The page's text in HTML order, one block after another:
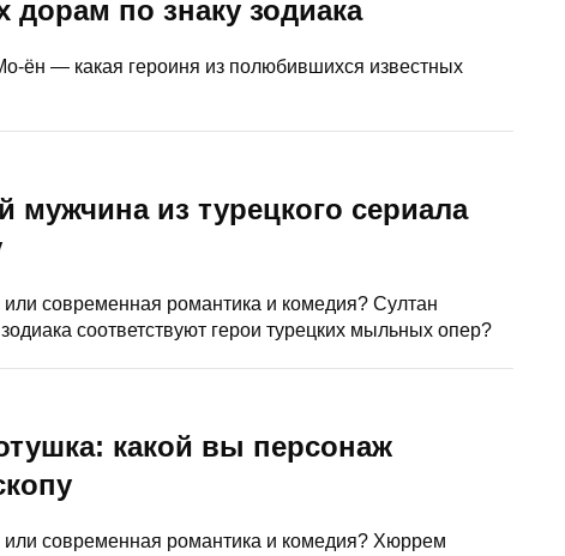
дорам по знаку зодиака
ён — какая героиня из полюбившихся известных
мужчина из турецкого сериала
современная романтика и комедия? Султан
соответствуют герои турецких мыльных опер?
какой вы персонаж
современная романтика и комедия? Хюррем